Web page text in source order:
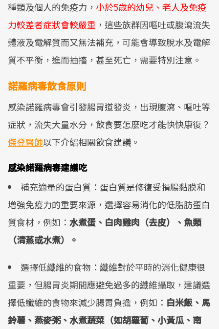
種類及個人的免疫力， 小於5歲的幼兒、老人及免疫
力較差者症狀會較嚴重 ，這些族群因嘔吐或腹瀉流失
體液及電解質而又無法補充，可能會導致脫水及電解
質不平衡，進而抽搐，甚至死亡，需要特別注意。
諾羅病毒飲食原則
感染諾羅病毒會引發腸胃道發炎，出現腹瀉、嘔吐等
症狀，流失大量水分，飲食要怎麼吃才能快快康復？
傑登醫師以下介紹相關飲食建議。
感染諾羅病毒建議吃
補充適量的蛋白質：蛋白質是修復受損腸黏膜和
增強免疫力的重要來源，選擇容易消化的低脂肪蛋白
質食材，例如： 水煮蛋、白肉雞肉（去皮）、魚類
（清蒸或水煮）。
選擇低纖維的食物：纖維對於平時的消化健康很
重要，但腸胃炎期間應避免過多的纖維攝取，建議選
擇低纖維的食物來減少腸胃負擔，例如： 白米飯、馬
鈴薯、燕麥粥、水煮蔬菜（如胡蘿蔔、小黃瓜、南